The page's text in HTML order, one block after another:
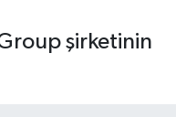
şirketinin